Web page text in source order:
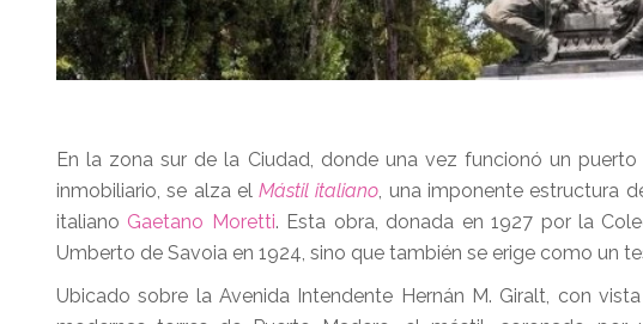
En la zona sur de la Ciudad, donde una vez funcionó un
inmobiliario, se alza elMástil italiano, una imponente estructura
italiano Gaetano Moretti. Esta obra, donada en 1927 por la
Umberto de Savoia en 1924, sino que también se erige como un
Ubicado sobre la Avenida Intendente Hernán M. Giralt, con